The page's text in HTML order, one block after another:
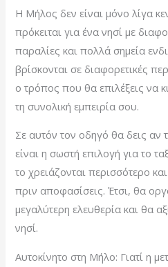
Η Μήλος δεν είναι μόνο λίγα
πρόκειται για ένα νησί με
παραλίες και πολλά σημεία
βρίσκονται σε διαφορετικές
ο τρόπος που θα επιλέξεις να
τη συνολική εμπειρία σου.
Σε αυτόν τον οδηγό θα δεις αν
είναι η σωστή επιλογή για το
το χρειάζονται περισσότερο
πριν αποφασίσεις. Έτσι, θα
μεγαλύτερη ελευθερία και θα
νησί.
Αυτοκίνητο στη Μήλο: Γιατί η